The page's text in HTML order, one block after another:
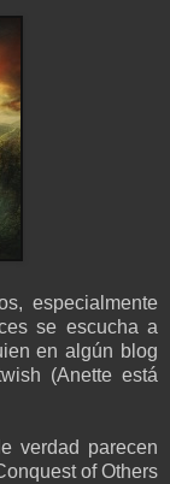
especialmente
se escucha a
en algún blog
(Anette está
verdad parecen
of Others